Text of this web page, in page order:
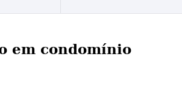
em condomínio